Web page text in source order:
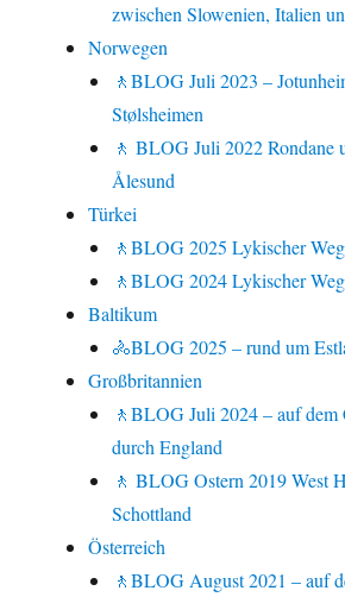
zwischen Slowenien, Italien
Norwegen
🚶BLOG Juli 2023 –
Stølsheimen
🚶 BLOG Juli 2022 Rondane
Ålesund
Türkei
🚶BLOG 2025 Lykischer
🚶BLOG 2024 Lykischer
Baltikum
🚴BLOG 2025 – rund um
Großbritannien
🚶BLOG Juli 2024 – auf dem
durch England
🚶 BLOG Ostern 2019 West
Schottland
Österreich
🚶BLOG August 2021 – auf